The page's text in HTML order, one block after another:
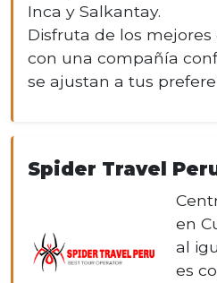
Inca y Salkantay.
Disfruta de los
con una compañía
se ajustan a tus
Spider Travel
en
al
es